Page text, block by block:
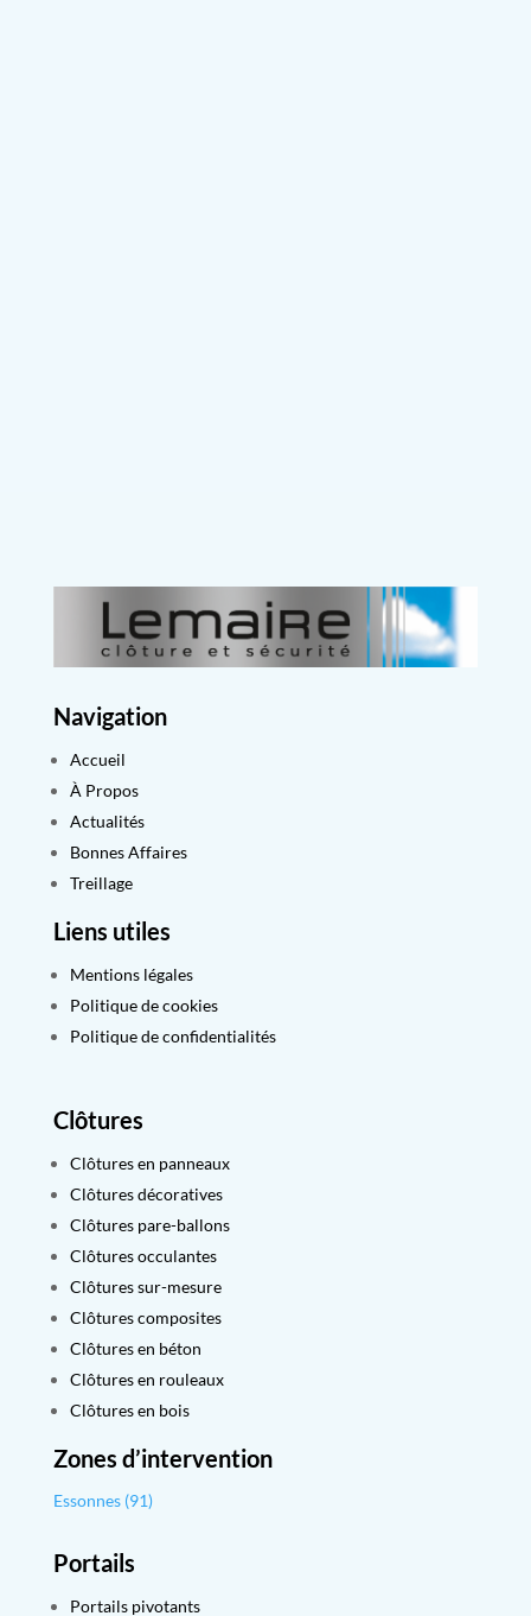
Navigation
Accueil
À Propos
Actualités
Bonnes Affaires
Treillage
Liens utiles
Mentions légales
Politique de cookies
Politique de confidentialités
Clôtures
Clôtures en panneaux
Clôtures décoratives
Clôtures pare-ballons
Clôtures occulantes
Clôtures sur-mesure
Clôtures composites
Clôtures en béton
Clôtures en rouleaux
Clôtures en bois
Zones d’intervention
Essonnes (91)
Portails
Portails pivotants